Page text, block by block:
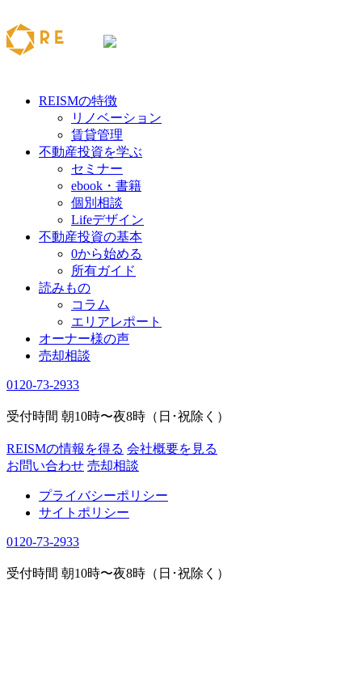
REISMの特徴
リノベーション
賃貸管理
不動産投資を学ぶ
セミナー
ebook・書籍
個別相談
Lifeデザイン
不動産投資の基本
0から始める
所有ガイド
読みもの
コラム
エリアレポート
オーナー様の声
売却相談
0120-73-2933
受付時間 朝10時〜夜8時（日･祝除く）
REISMの情報を得る 会社概要を見る
お問い合わせ 売却相談
プライバシーポリシー
サイトポリシー
0120-73-2933
受付時間 朝10時〜夜8時（日･祝除く）